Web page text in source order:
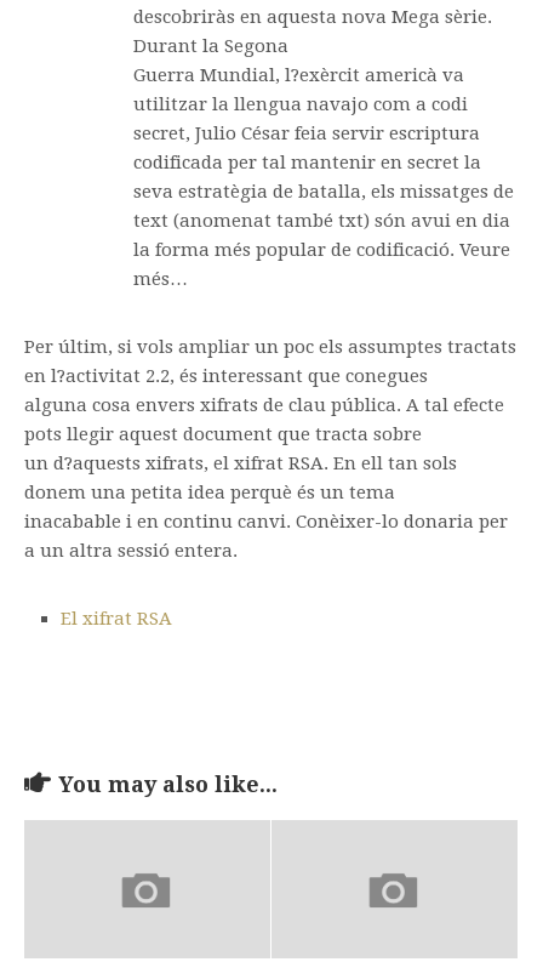
descobriràs en aquesta nova Mega sèrie.
Durant la Segona
Guerra Mundial, l?exèrcit americà va
utilitzar la llengua navajo com a codi
secret, Julio César feia servir escriptura
codificada per tal mantenir en secret la
seva estratègia de batalla, els missatges de
text (anomenat també txt) són avui en dia
la forma més popular de codificació. Veure
més…
Per últim, si vols ampliar un poc els assumptes tractats
en l?activitat 2.2, és interessant que conegues
alguna cosa envers xifrats de clau pública. A tal efecte
pots llegir aquest document que tracta sobre
un d?aquests xifrats, el xifrat RSA. En ell tan sols
donem una petita idea perquè és un tema
inacabable i en continu canvi. Conèixer-lo donaria per
a un altra sessió entera.
El xifrat RSA
You may also like...